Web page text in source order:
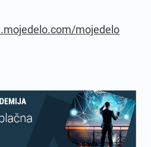
mojedelo